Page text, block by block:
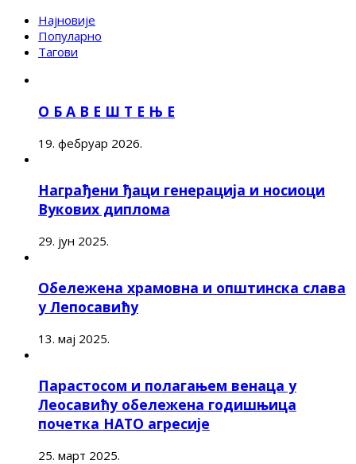
Најновије
Популарно
Тагови
О Б А В Е Ш Т Е Њ Е
19. фебруар 2026.
Награђени ђаци генерација и носиоци
Вукових диплома
29. јун 2025.
Обележена храмовна и општинска слава
у Лепосавићу
13. мај 2025.
Парастосом и полагањем венаца у
Леосавићу обележена годишњица
почетка НАТО агресије
25. март 2025.